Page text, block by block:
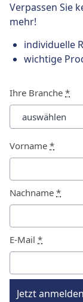
Verpassen Sie
mehr!
individuelle
wichtige
Ihre Branche *
Vorname *
Nachname *
E-Mail *
Jetzt